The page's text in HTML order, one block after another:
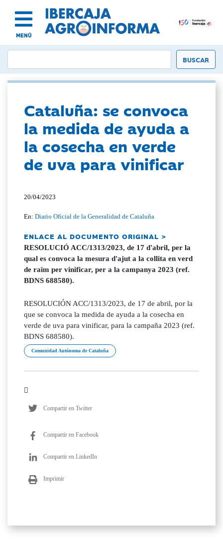
MENÚ
Cataluña: se convoca
la medida de ayuda a
la cosecha en verde
de uva para vinificar
20/04/2023
En:Diario Oficial de la Generalidad de Cataluña
ENLACE AL DOCUMENTO ORIGINAL >
RESOLUCIÓ ACC/1313/2023, de 17 d'abril, per la
qual es convoca la mesura d'ajut a la collita en verd
de raïm per vinificar, per a la campanya 2023 (ref.
BDNS 688580).
RESOLUCIÓN ACC/1313/2023, de 17 de abril, por la
que se convoca la medida de ayuda a la cosecha en
verde de uva para vinificar, para la campaña 2023 (ref.
BDNS 688580).
Comunidad Autónoma de Cataluña
Compartir en Twitter
Compartir en Facebook
Compartir en LinkedIn
Imprimir